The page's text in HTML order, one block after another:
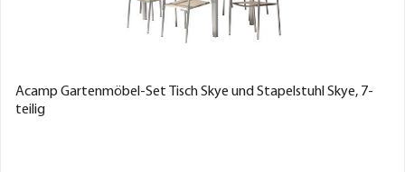
Acamp Gartenmöbel-Set Tisch Skye und Stapelstuhl Skye, 7-
teilig